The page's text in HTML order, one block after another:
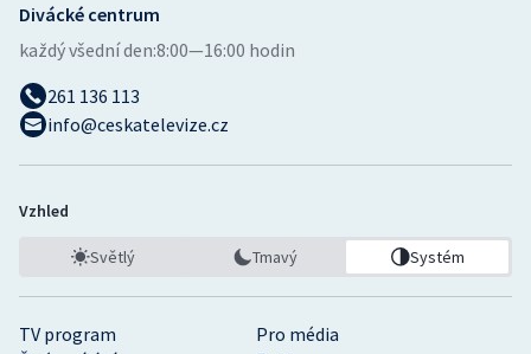
TV program
Pro média
Divácké centrum
každý všední den:8:00—16:00 hodin
261 136 113
info@ceskatelevize.cz
Vzhled
Světlý Tmavý Systém